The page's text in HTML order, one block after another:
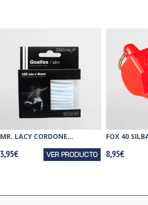
MR. LACY CORDONE...
3,95€ VER PRODUCTO
FOX 40
8,95€